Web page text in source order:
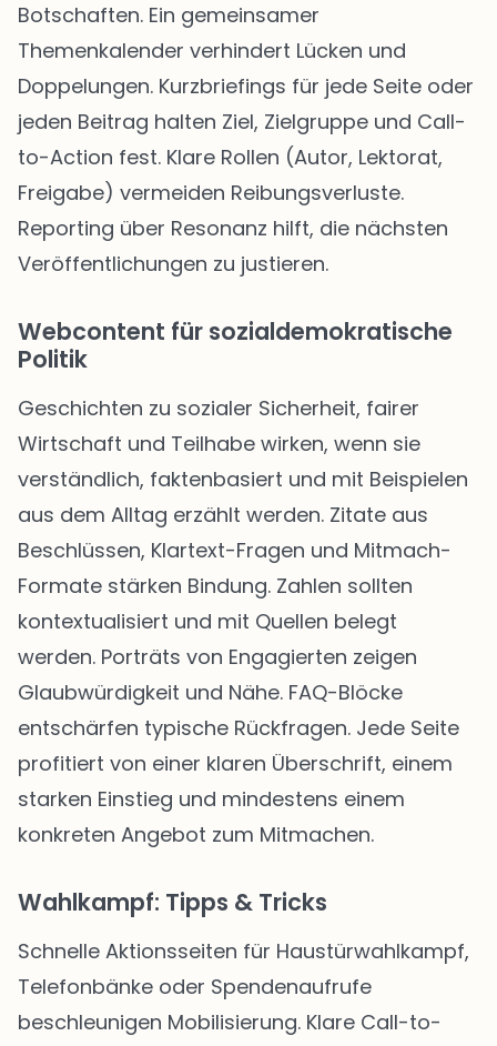
Botschaften. Ein gemeinsamer
Themenkalender verhindert Lücken und
Doppelungen. Kurzbriefings für jede Seite oder
jeden Beitrag halten Ziel, Zielgruppe und Call-
to-Action fest. Klare Rollen (Autor, Lektorat,
Freigabe) vermeiden Reibungsverluste.
Reporting über Resonanz hilft, die nächsten
Veröffentlichungen zu justieren.
Webcontent für sozialdemokratische
Politik
Geschichten zu sozialer Sicherheit, fairer
Wirtschaft und Teilhabe wirken, wenn sie
verständlich, faktenbasiert und mit Beispielen
aus dem Alltag erzählt werden. Zitate aus
Beschlüssen, Klartext-Fragen und Mitmach-
Formate stärken Bindung. Zahlen sollten
kontextualisiert und mit Quellen belegt
werden. Porträts von Engagierten zeigen
Glaubwürdigkeit und Nähe. FAQ-Blöcke
entschärfen typische Rückfragen. Jede Seite
profitiert von einer klaren Überschrift, einem
starken Einstieg und mindestens einem
konkreten Angebot zum Mitmachen.
Wahlkampf: Tipps & Tricks
Schnelle Aktionsseiten für Haustürwahlkampf,
Telefonbänke oder Spendenaufrufe
beschleunigen Mobilisierung. Klare Call-to-